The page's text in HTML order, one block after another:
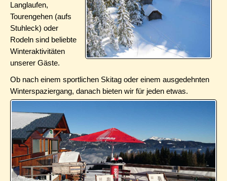
Langlaufen,
Tourengehen (aufs
Stuhleck) oder
Rodeln sind beliebte
Winteraktivitäten
unserer Gäste.
Ob nach einem sportlichen Skitag oder einem ausgedehnten
Winterspaziergang, danach bieten wir für jeden etwas.